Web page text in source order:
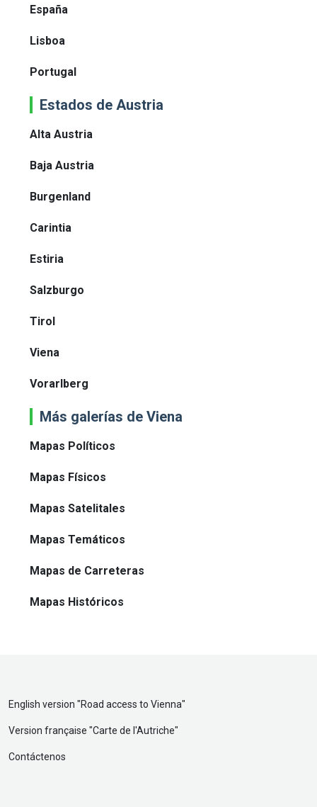
España
Lisboa
Portugal
Estados de Austria
Alta Austria
Baja Austria
Burgenland
Carintia
Estiria
Salzburgo
Tirol
Viena
Vorarlberg
Más galerías de Viena
Mapas Políticos
Mapas Físicos
Mapas Satelitales
Mapas Temáticos
Mapas de Carreteras
Mapas Históricos
English version "Road access to Vienna"
Version française "Carte de l'Autriche"
Contáctenos